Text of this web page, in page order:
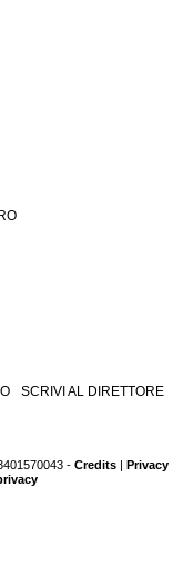
SCRIVI AL DIRETTORE
- Credits | Privacy